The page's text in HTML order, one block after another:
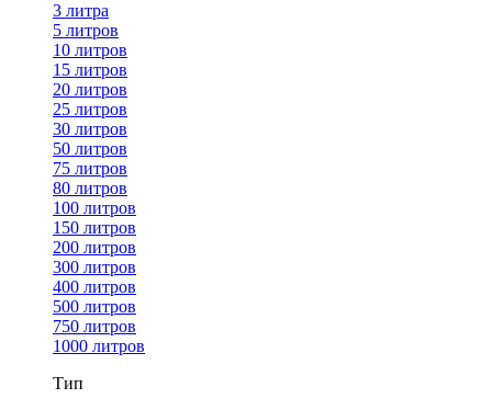
3 литра
5 литров
10 литров
15 литров
20 литров
25 литров
30 литров
50 литров
75 литров
80 литров
100 литров
150 литров
200 литров
300 литров
400 литров
500 литров
750 литров
1000 литров
Тип